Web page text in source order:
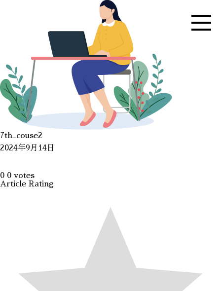
7th_couse2
2024年9月14日
0 0 votes
Article Rating